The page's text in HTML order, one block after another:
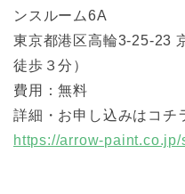
ンスルーム6A
東京都港区高輪3-25-23
徒歩３分）
費用：無料
詳細・お申し込みはコチ
https://arrow-